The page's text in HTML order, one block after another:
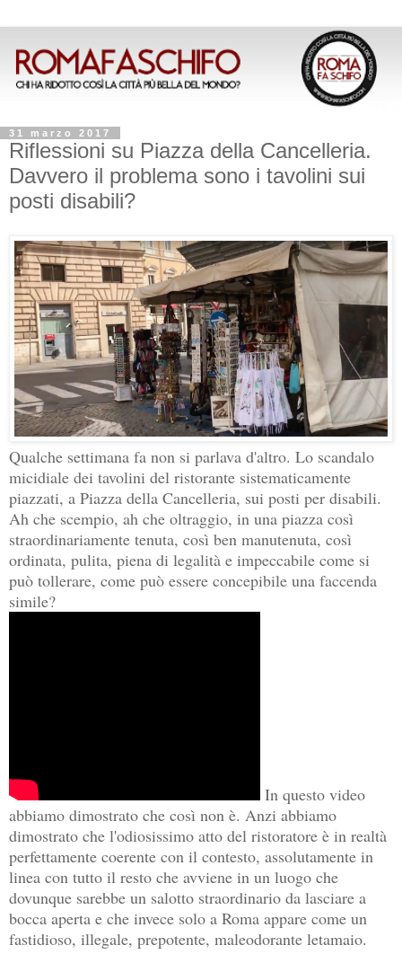
31 marzo 2017
Riflessioni su Piazza della Cancelleria.
Davvero il problema sono i tavolini sui
posti disabili?
Qualche settimana fa non si parlava d'altro. Lo scandalo
micidiale dei tavolini del ristorante sistematicamente
piazzati, a Piazza della Cancelleria, sui posti per disabili.
Ah che scempio, ah che oltraggio, in una piazza così
straordinariamente tenuta, così ben manutenuta, così
ordinata, pulita, piena di legalità e impeccabile come si
può tollerare, come può essere concepibile una faccenda
simile?
In questo video
abbiamo dimostrato che così non è. Anzi abbiamo
dimostrato che l'odiosissimo atto del ristoratore è in realtà
perfettamente coerente con il contesto, assolutamente in
linea con tutto il resto che avviene in un luogo che
dovunque sarebbe un salotto straordinario da lasciare a
bocca aperta e che invece solo a Roma appare come un
fastidioso, illegale, prepotente, maleodorante letamaio.